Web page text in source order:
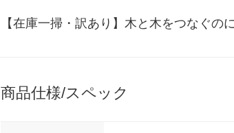
【在庫一掃・訳あり】木と木をつなぐの
商品仕様/スペック